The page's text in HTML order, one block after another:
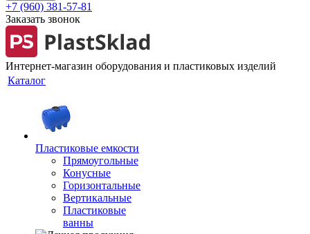
+7 (960) 381-57-81
Заказать звонок
Интернет-магазин оборудования и пластиковых изделий
Каталог
Пластиковые емкости
Прямоугольные
Конусные
Горизонтальные
Вертикальные
Пластиковые
ванны